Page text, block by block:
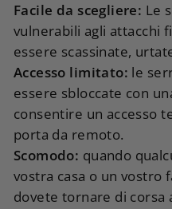
Facile da scegliere: Le
vulnerabili agli attacchi
essere scassinate,
Accesso limitato: le
essere sbloccate con
consentire un accesso
porta da remoto.
Scomodo: quando
vostra casa o un vostro
dovete tornare di corsa